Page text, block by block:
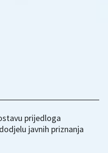
prijedloga
javnih priznanja